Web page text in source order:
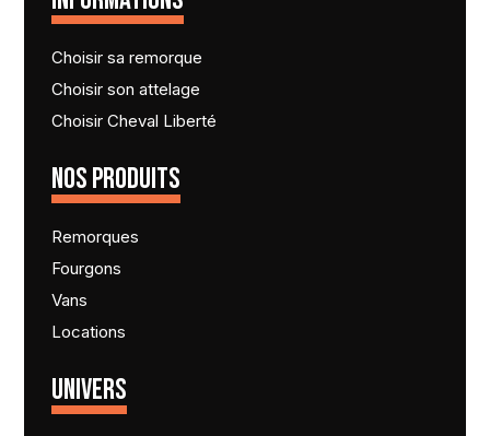
Choisir sa remorque
Choisir son attelage
Choisir Cheval Liberté
NOS PRODUITS
Remorques
Fourgons
Vans
Locations
UNIVERS